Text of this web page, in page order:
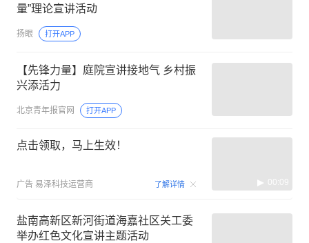
量”理论宣讲活动
扬眼 打开APP
【先锋力量】庭院宣讲接地气 乡村振
兴添活力
北京青年报官网 打开APP
点击领取，马上生效！
广告 易泽科技运营商 了解详情 00:09
盐南高新区新河街道海嘉社区关工委
举办红色文化宣讲主题活动